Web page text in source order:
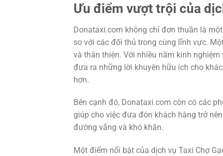
Ưu điểm vượt trội của
Donataxi.com không chỉ đơn thuần là
so với các đối thủ trong cùng lĩnh vực.
và thân thiện. Với nhiều năm kinh
đưa ra những lời khuyên hữu ích cho
hơn.
Bên cạnh đó, Donataxi.com còn có các
giúp cho việc đưa đón khách hàng trở
đường vắng và khó khăn.
Một điểm nổi bật của dịch vụ Taxi Chợ